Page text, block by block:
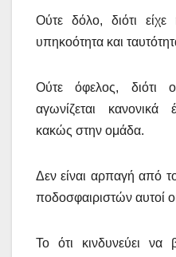
Ούτε δόλο, διότι είχε
υπηκοότητα και
Ούτε όφελος, διότι ο
αγωνίζεται κανονικά
κακώς στην ομάδα.
Δεν είναι αρπαγή από
ποδοσφαιριστών αυτοί
Το ότι κινδυνεύει να